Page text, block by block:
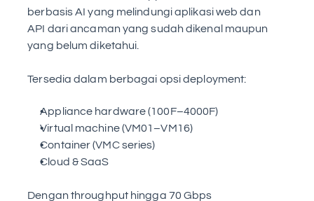
berbasis AI yang melindungi aplikasi web dan
API dari ancaman yang sudah dikenal maupun
yang belum diketahui.
Tersedia dalam berbagai opsi deployment:
Appliance hardware (100F–4000F)
Virtual machine (VM01–VM16)
Container (VMC series)
Cloud & SaaS
Dengan throughput hingga 70 Gbps